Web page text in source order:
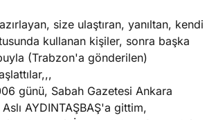
size ulaştıran, yanıltan, kendi
kullanan kişiler, sonra başka
(Trabzon'a gönderilen)
günü, Sabah Gazetesi Ankara
AYDINTAŞBAŞ'a gittim,